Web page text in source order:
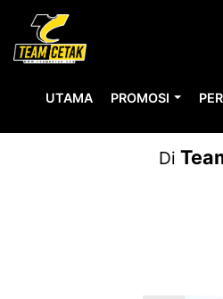
UTAMA PROMOSI
Di